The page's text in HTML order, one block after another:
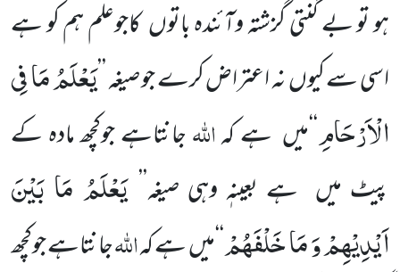
ہو تو بے گنتی گزشتہ وآئندہ باتوں کاجوعلم ہم کو ہے
اسی سے کیوں نہ اعتراض کرے جو صیغہ ’’یَعْلَمُ مَا فِی
الْاَرْحَامِ‘‘میں ہے کہاللّٰہجانتاہے جوکچھ مادہ کے
پیٹ میں ہے بعینہٖ وہی صیغہ’’ یَعْلَمُ مَا بَیْنَ
اَیْدِیْهِمْ وَ مَا خَلْفَهُمْ‘‘میں ہے کہاللّٰہجانتاہے جوکچھ